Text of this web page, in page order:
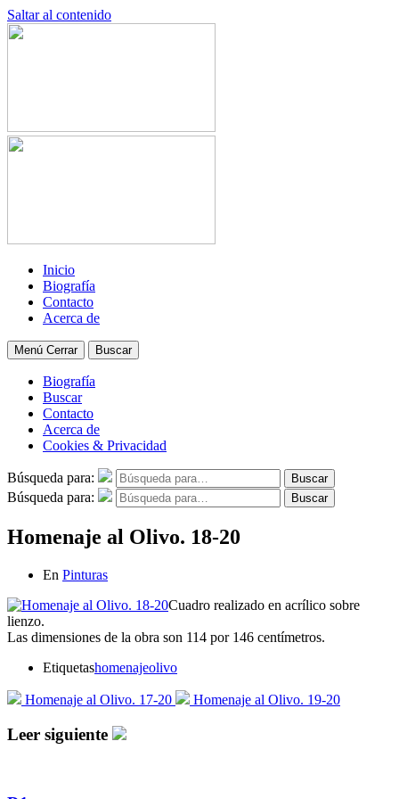
Saltar al contenido
Inicio
Biografía
Contacto
Acerca de
Menú Cerrar Buscar
Biografía
Buscar
Contacto
Acerca de
Cookies & Privacidad
Búsqueda para: Buscar
Búsqueda para: Buscar
Homenaje al Olivo. 18-20
En Pinturas
Cuadro realizado en acrílico sobre
lienzo.
Las dimensiones de la obra son 114 por 146 centímetros.
Etiquetashomenajeolivo
Homenaje al Olivo. 17-20 Homenaje al Olivo. 19-20
Leer siguiente